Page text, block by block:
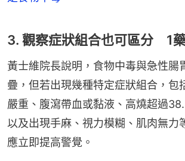
3. 觀察症狀組合也可區分 1
黃士維院長說明，食物中毒與急性腸
疊，但若出現幾種特定症狀組合，包
嚴重、腹瀉帶血或黏液、高燒超過
以及出現手麻、視力模糊、肌肉無力
應立即提高警覺。